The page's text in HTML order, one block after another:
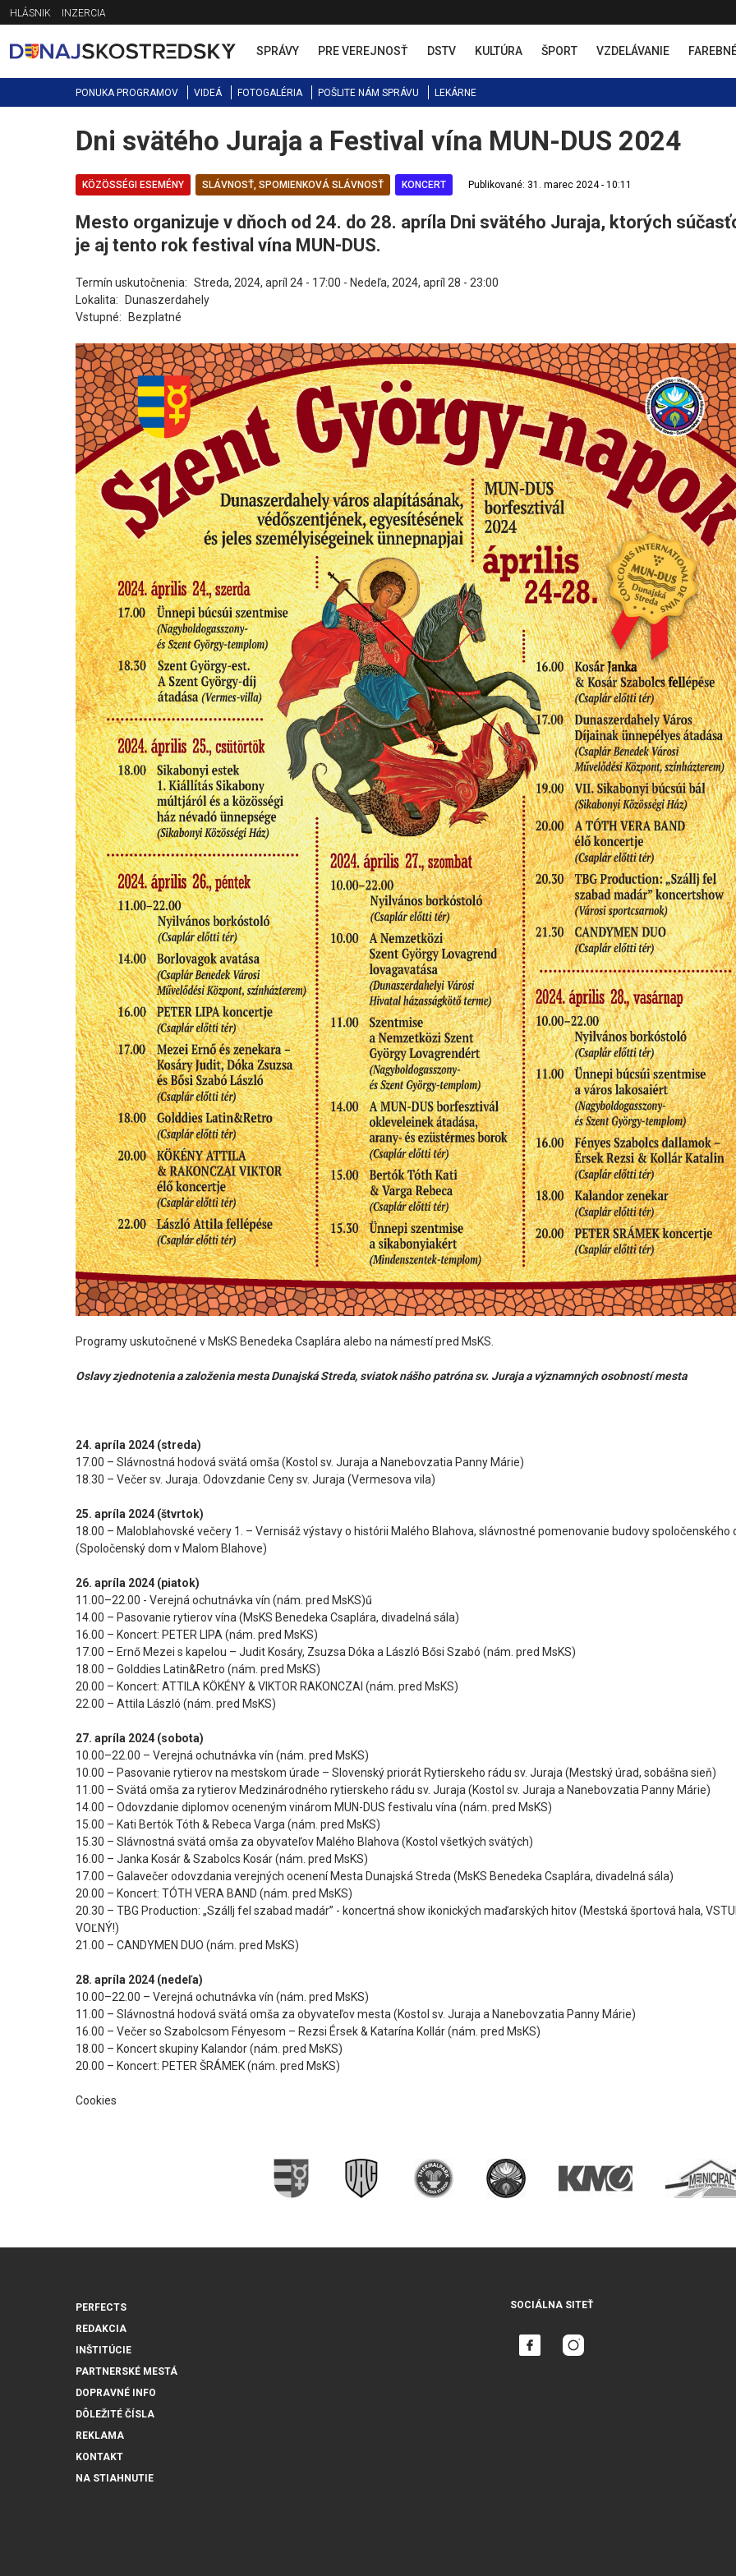
Jump
to
navigation
HLÁSNIK INZERCIA
SPRÁVY PRE VEREJNOSŤ DSTV KULTÚRA ŠPORT VZDELÁVANIE
PONUKA PROGRAMOV VIDEÁ FOTOGALÉRIA POŠLITE NÁM SPRÁVU LEKÁRNE
Back
to
Dni svätého Juraja a Festival vína MUN-DUS 2024
KÖZÖSSÉGI ESEMÉNY SLÁVNOSŤ, SPOMIENKOVÁ SLÁVNOSŤ KONCERT Publikované: 31. marec 2024 - 10:11
Mesto organizuje v dňoch od 24. do 28. apríla Dni svätého Juraja, ktorých
je aj tento rok festival vína MUN-DUS.
Termín uskutočnenia: Streda, 2024, apríl 24 - 17:00 - Nedeľa, 2024, apríl 28 - 23:00
Lokalita:
Dunaszerdahely
Vstupné:
Bezplatné
Programy uskutočnené v MsKS Benedeka Csaplára alebo na námestí pred MsKS.
Oslavy zjednotenia a založenia mesta Dunajská Streda, sviatok nášho patróna sv. Juraja a významných osobností mesta
24. apríla 2024 (streda)
17.00 – Slávnostná hodová svätá omša (Kostol sv. Juraja a Nanebovzatia Panny Márie)
18.30 – Večer sv. Juraja. Odovzdanie Ceny sv. Juraja (Vermesova vila)
25. apríla 2024 (štvrtok)
18.00 – Maloblahovské večery 1. – Vernisáž výstavy o histórii Malého Blahova, slávnostné pomenovanie budovy spoločenského
(Spoločenský dom v Malom Blahove)
26. apríla 2024 (piatok)
11.00–22.00 - Verejná ochutnávka vín (nám. pred MsKS)ű
14.00 – Pasovanie rytierov vína (MsKS Benedeka Csaplára, divadelná sála)
16.00 – Koncert: PETER LIPA (nám. pred MsKS)
17.00 – Ernő Mezei s kapelou – Judit Kosáry, Zsuzsa Dóka a László Bősi Szabó (nám. pred MsKS)
18.00 – Golddies Latin&Retro (nám. pred MsKS)
20.00 – Koncert: ATTILA KÖKÉNY & VIKTOR RAKONCZAI (nám. pred MsKS)
22.00 – Attila László (nám. pred MsKS)
27. apríla 2024 (sobota)
10.00–22.00 – Verejná ochutnávka vín (nám. pred MsKS)
10.00 – Pasovanie rytierov na mestskom úrade – Slovenský priorát Rytierskeho rádu sv. Juraja (Mestský úrad, sobášna sieň)
11.00 – Svätá omša za rytierov Medzinárodného rytierskeho rádu sv. Juraja (Kostol sv. Juraja a Nanebovzatia Panny Márie)
14.00 – Odovzdanie diplomov oceneným vinárom MUN-DUS festivalu vína (nám. pred MsKS)
15.00 – Kati Bertók Tóth & Rebeca Varga (nám. pred MsKS)
15.30 – Slávnostná svätá omša za obyvateľov Malého Blahova (Kostol všetkých svätých)
16.00 – Janka Kosár & Szabolcs Kosár (nám. pred MsKS)
17.00 – Galavečer odovzdania verejných ocenení Mesta Dunajská Streda (MsKS Benedeka Csaplára, divadelná sála)
20.00 – Koncert: TÓTH VERA BAND (nám. pred MsKS)
20.30 – TBG Production: „Szállj fel szabad madár” - koncertná show ikonických maďarských hitov (Mestská športová hala,
VOĽNÝ!)
21.00 – CANDYMEN DUO (nám. pred MsKS)
28. apríla 2024 (nedeľa)
10.00–22.00 – Verejná ochutnávka vín (nám. pred MsKS)
11.00 – Slávnostná hodová svätá omša za obyvateľov mesta (Kostol sv. Juraja a Nanebovzatia Panny Márie)
16.00 – Večer so Szabolcsom Fényesom – Rezsi Érsek & Katarína Kollár (nám. pred MsKS)
18.00 – Koncert skupiny Kalandor (nám. pred MsKS)
20.00 – Koncert: PETER ŠRÁMEK (nám. pred MsKS)
Cookies
PERFECTS
REDAKCIA
INŠTITÚCIE
PARTNERSKÉ MESTÁ
DOPRAVNÉ INFO
DÔLEŽITÉ ČÍSLA
REKLAMA
KONTAKT
NA STIAHNUTIE
SOCIÁLNA SITEŤ